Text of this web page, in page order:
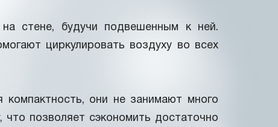
стене, будучи подвешенным к ней.
циркулировать воздуху во всех
компактность, они не занимают много
позволяет сэкономить достаточно